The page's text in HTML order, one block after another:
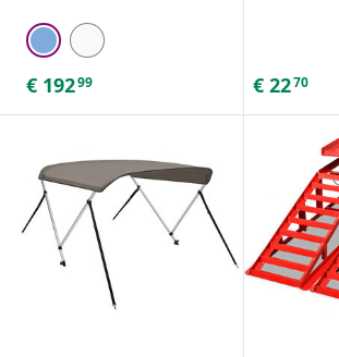
€ 19299 € 2270